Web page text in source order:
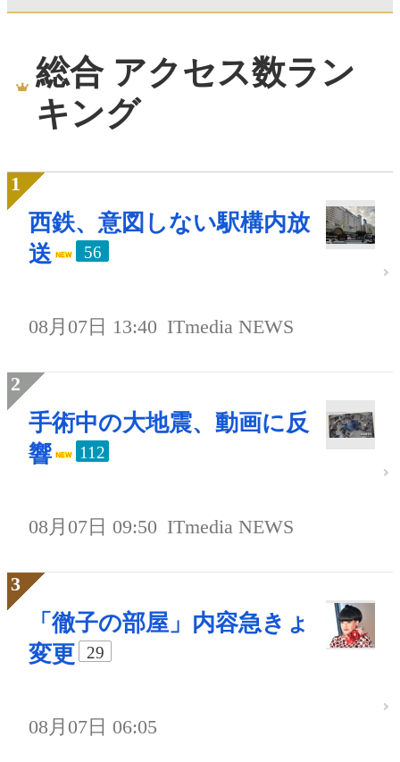
総合 アクセス数ラン
キング
西鉄、意図しない駅構内放
送
56
08月07日 13:40 ITmedia NEWS
手術中の大地震、動画に反
響
112
08月07日 09:50 ITmedia NEWS
「徹子の部屋」内容急きょ
変更
29
08月07日 06:05